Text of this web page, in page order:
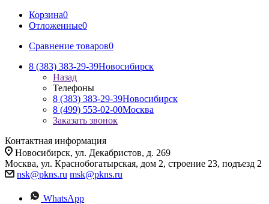
Корзина0
Отложенные0
Сравнение товаров0
8 (383) 383-29-39Новосибирск
Назад
Телефоны
8 (383) 383-29-39Новосибирск
8 (499) 553-02-00Москва
Заказать звонок
Контактная информация
Новосибирск, ул. Декабристов, д. 269
Москва, ул. Краснобогатырская, дом 2, строение 23, подъезд 2
nsk@pkns.ru msk@pkns.ru
WhatsApp